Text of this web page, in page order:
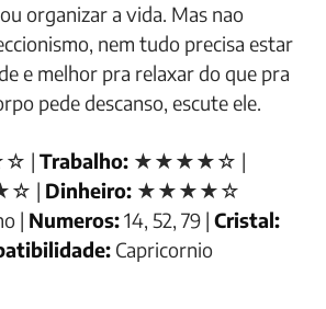
organizar a vida. Mas nao
nem tudo precisa estar
e melhor pra relaxar do que pra
pede descanso, escute ele.
| Trabalho: ★★★★☆ |
| Dinheiro: ★★★★☆
| Numeros:14, 52, 79 | Cristal:
Capricornio